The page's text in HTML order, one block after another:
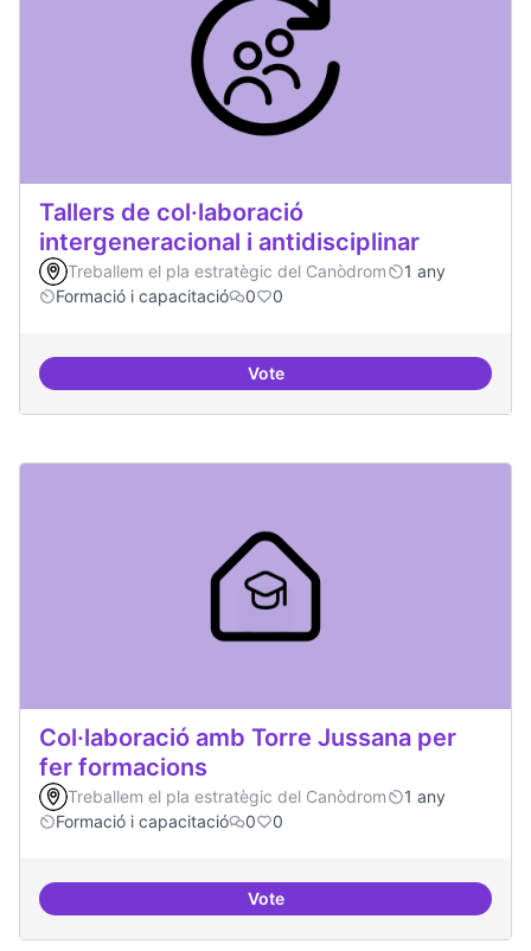
Tallers de col·laboració
intergeneracional i antidisciplinar
Treballem el pla estratègic del Canòdrom
1 any
Formació i capacitació
0 0
VoteTallers de col·laboració
Col·laboració amb Torre Jussana per
fer formacions
Treballem el pla estratègic del Canòdrom
1 any
Formació i capacitació
0 0
VoteCol·laboració amb Torre